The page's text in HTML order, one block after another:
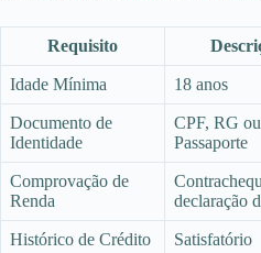
Requisito
Idade Mínima 18 anos
Documento de
Identidade
CPF, RG ou
Passaporte
Comprovação de
Renda
declaração
Histórico de Crédito Satisfatório